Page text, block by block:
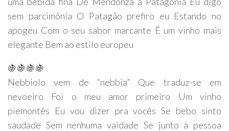
sem parcimônia O Patagão prefiro eu Estando no
apogeu Com o seu sabor marcante É um vinho mais
elegante Bem ao estilo europeu
🍇🍇🍇🍇
Nebbiolo vem de “nebbia” Que traduz-se em
nevoeiro Foi o meu amor primeiro Um vinho
piemontês Eu vou dizer pra vocês Se bebo sinto
saudade Sem nenhuma vaidade Se junto à pessoa